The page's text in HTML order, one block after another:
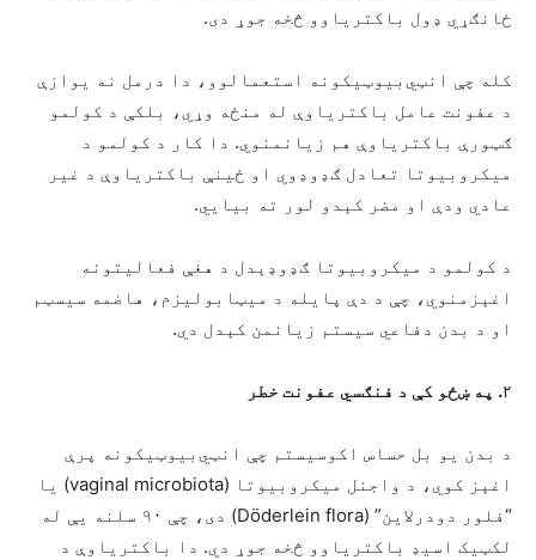
ځانګړي ډول باکتریاوو څخه جوړ دی.
کله چې انټي‌بیوټیکونه استعمالوو، دا درمل نه یوازې
د عفونت عامل باکتریاوې له منځه وړي، بلکې د کولمو
ګټورې باکتریاوې هم زیانمنوي. دا کار د کولمو د
میکروبیوتا تعادل ګډوډوي او ځینې باکتریاوې د غیر
عادي ودې او مضر کېدو لور ته بیايي.
د کولمو د میکروبیوتا ګډوډېدل د هغې فعالیتونه
اغېزمنوي، چې د دې پایله د میټابولیزم، هاضمه سیسټم
او د بدن دفاعي سیستم زیانمن کېدل دي.
۲. په ښځو کې د فنګسي عفونت خطر
د بدن یو بل حساس اکوسیستم چې انټي‌بیوټیکونه پرې
اغېز کوي، د واجنل میکروبیوتا (vaginal microbiota) یا
“فلور دودرلاین” (Döderlein flora) دی، چې ۹۰ سلنه یې له
لکټیک اسیډ باکتریاوو څخه جوړ دي. دا باکتریاوې د